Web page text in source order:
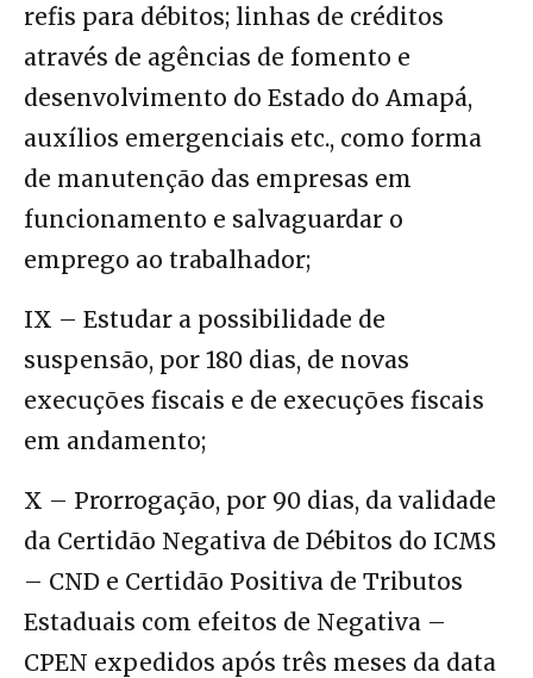
refis para débitos; linhas de créditos
através de agências de fomento e
desenvolvimento do Estado do Amapá,
auxílios emergenciais etc., como forma
de manutenção das empresas em
funcionamento e salvaguardar o
emprego ao trabalhador;
IX – Estudar a possibilidade de
suspensão, por 180 dias, de novas
execuções fiscais e de execuções fiscais
em andamento;
X – Prorrogação, por 90 dias, da validade
da Certidão Negativa de Débitos do ICMS
– CND e Certidão Positiva de Tributos
Estaduais com efeitos de Negativa –
CPEN expedidos após três meses da data